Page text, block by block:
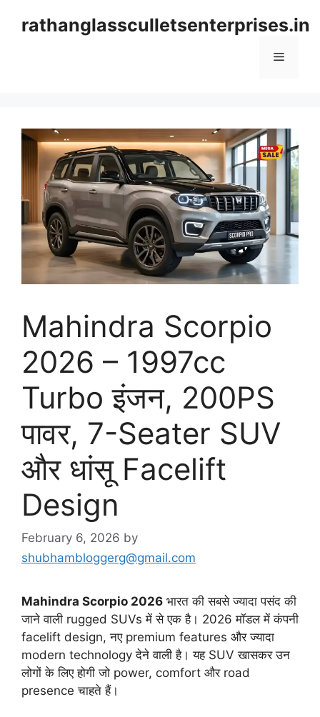
rathanglassculletsenterprises.in
Menu
Mahindra Scorpio
2026 – 1997cc
Turbo इंजन, 200PS
पावर, 7-Seater SUV
और धांसू Facelift
Design
February 6, 2026 by
shubhambloggerg@gmail.com
Mahindra Scorpio 2026 भारत की सबसे ज्यादा पसंद की
जाने वाली rugged SUVs में से एक है। 2026 मॉडल में कंपनी
facelift design, नए premium features और ज्यादा
modern technology देने वाली है। यह SUV खासकर उन
लोगों के लिए होगी जो power, comfort और road
presence चाहते हैं।